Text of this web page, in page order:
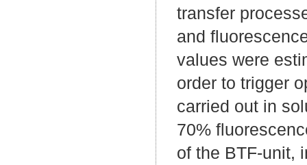
transfer
and
values were
order to trigger
carried out in
70%
of the BTF-unit,